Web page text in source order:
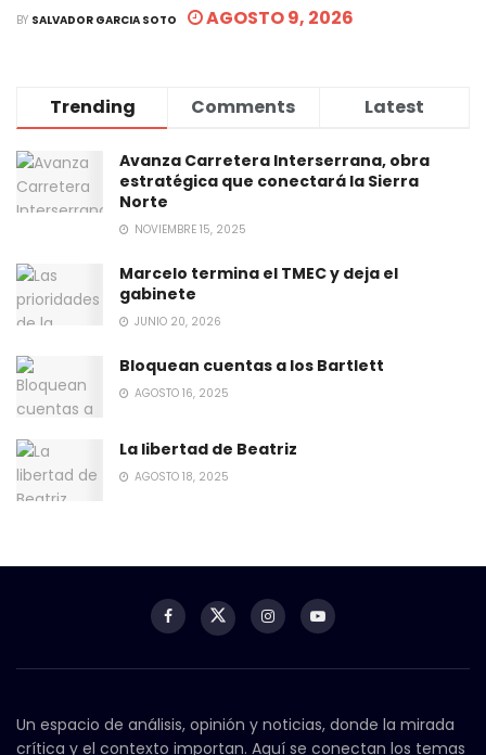
BY SALVADOR GARCIA SOTO AGOSTO 9, 2026
Trending Comments Latest
Avanza Carretera Interserrana, obra
estratégica que conectará la Sierra
Norte
NOVIEMBRE 15, 2025
Marcelo termina el TMEC y deja el
gabinete
JUNIO 20, 2026
Bloquean cuentas a los Bartlett
AGOSTO 16, 2025
La libertad de Beatriz
AGOSTO 18, 2025
Un espacio de análisis, opinión y noticias, donde la mirada
crítica y el contexto importan. Aquí se conectan los temas